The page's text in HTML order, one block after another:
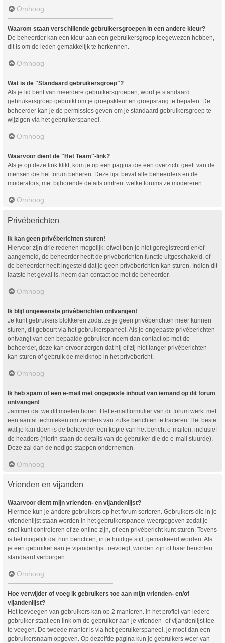
Omhoog
Waarom staan verschillende gebruikersgroepen in een andere kleur?
De beheerder kan een kleur aan een gebruikersgroep toegewezen hebben,
dit is om de leden gemakkelijk te herkennen.
Omhoog
Wat is de "Standaard gebruikersgroep"?
Als je lid bent van meerdere gebruikersgroepen, word je standaard
gebruikersgroep gebruikt om je groepskleur en groepsrang te bepalen. De
beheerder kan je de permissies geven om je standaard gebruikersgroep te
wijzigen via het gebruikerspaneel.
Omhoog
Waarvoor dient de "Het Team"-link?
Als je op deze link klikt, kom je op een pagina die een overzicht geeft van de
mensen die het forum beheren. Deze lijst bevat alle beheerders en de
moderators, met bijhorende details omtrent welke forums ze modereren.
Omhoog
Privéberichten
Ik kan geen privéberichten sturen!
Hiervoor zijn drie redenen mogelijk: ofwel ben je niet geregistreerd en/of
aangemeld, de beheerder heeft de privéberichten functie uitgeschakeld, of
de beheerder heeft ingesteld dat je geen privéberichten kan sturen. Indien dit
laatste het geval is, neem dan contact op met de beheerder.
Omhoog
Ik blijf ongewenste privéberichten ontvangen!
Je kunt gebruikers blokkeren zodat ze je geen privéberichten meer kunnen
sturen, dit gebeurt via het gebruikerspaneel. Als je ongepaste privéberichten
ontvangt van een bepaalde gebruiker, neem dan contact op met de
beheerder, deze kan ervoor zorgen dat hij of zij niet langer privéberichten
kan sturen of gebruik de meldknop in het privébericht.
Omhoog
Ik heb spam of een e-mail met ongepaste inhoud van iemand op dit forum
ontvangen!
Jammer dat we dit moeten horen. Het e-mailformulier van dit forum werkt met
een aantal technieken om zenders van zulke berichten te traceren. Het beste
wat je kan doen is de beheerder een kopie van het bericht e-mailen, inclusief
de headers (hierin staan de details van de gebruiker die de e-mail stuurde).
Deze zal dan de nodige stappen ondernemen.
Omhoog
Vrienden en vijanden
Waarvoor dient mijn vrienden- en vijandenlijst?
Hiermee kun je andere gebruikers op het forum sorteren. Gebruikers die in je
vriendenlijst staan worden in het gebruikerspaneel weergegeven zodat je
snel kunt controleren of ze online zijn, of een privébericht kunt sturen. Tevens
is het mogelijk dat hun berichten, in je huidige stijl, gemarkeerd worden. Als
je een gebruiker aan je vijandenlijst toevoegt, worden zijn of haar berichten
standaard verborgen.
Omhoog
Hoe verwijder of voeg ik gebruikers toe aan mijn vrienden- en/of
vijandenlijst?
Het toevoegen van gebruikers kan op 2 manieren. In het profiel van iedere
gebruiker staat een link om de gebruiker aan je vrienden- of vijandenlijst toe
te voegen. De tweede manier is via het gebruikerspaneel, je moet dan een
gebruikersnaam opgeven. Op dezelfde pagina kun je gebruikers weer van